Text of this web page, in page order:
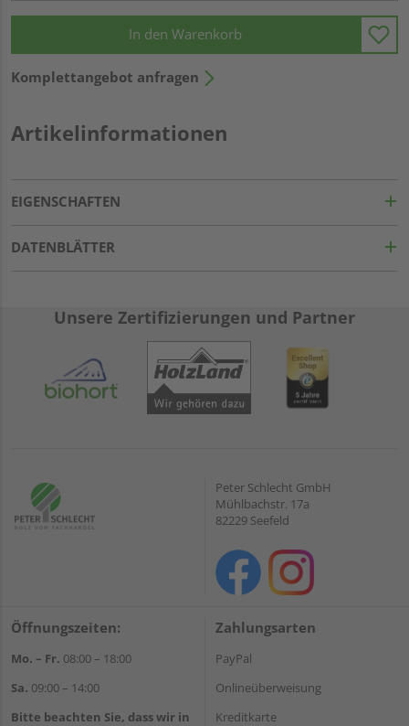
In den Warenkorb
Komplettangebot anfragen
Artikelinformationen
EIGENSCHAFTEN
DATENBLÄTTER
Unsere Zertifizierungen und Partner
Peter Schlecht GmbH
Mühlbachstr. 17a
82229 Seefeld
Öffnungszeiten:
Mo. – Fr. 08:00 – 18:00
Sa. 09:00 – 14:00
Bitte beachten Sie, dass wir in
Zahlungsarten
PayPal
Onlineüberweisung
Kreditkarte